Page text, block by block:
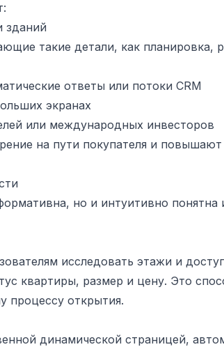
зданий
такие детали, как планировка,
ответы или потоки CRM
экранах
или международных инвесторов
на пути покупателя и повышают
но и интуитивно понятна
исследовать этажи и
квартиры, размер и цену. Это
процессу открытия.
динамической страницей,